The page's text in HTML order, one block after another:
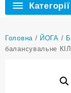
Категорії
Головна / ЙОГА /
балансувальне